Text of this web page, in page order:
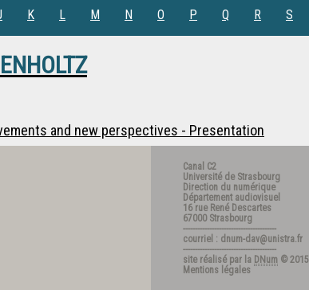
K L M N O P Q R S
and new perspectives - Presentation
Canal C2
Université de Strasbourg
Direction du numérique
Département audiovisuel
16 rue René Descartes
67000 Strasbourg
---------------------------------------
courriel : dnum-dav@unistra.fr
---------------------------------------
site réalisé par la DNum © 2015
Mentions légales